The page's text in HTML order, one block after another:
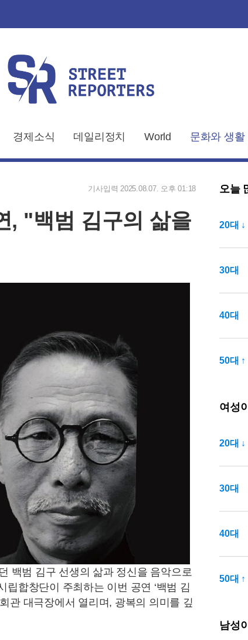
경제소식 데일리정치 World 문화와 생활
, "백범 김구의 삶을
기사입력 2025.08.07. 오후 01:18
백범 김구 선생의 삶과 정신을 음악으로
합창단이 주최하는 이번 공연 ‘백범 김
관 대극장에서 열리며, 광복의 의미를 깊
오늘
20대 ↓
30대
40대
50대 ↑
여성
20대 ↓
30대
40대
50대 ↑
남성